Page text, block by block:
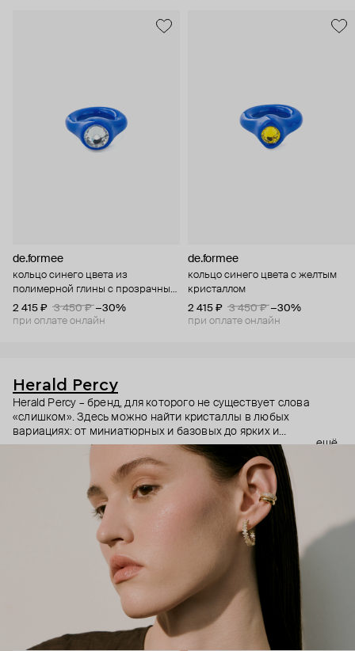
de.formee
кольцо синего цвета из
полимерной глины с прозрачным
камнем
2 415 ₽ 3 450 ₽ −30%
при оплате онлайн
de.formee
кольцо синего цвета с желтым
кристаллом
2 415 ₽
3 450 ₽ −30%
при оплате онлайн
Herald Percy
Herald Percy – бренд, для которого не существует слова
«слишком». Здесь можно найти кристаллы в любых
вариациях: от миниатюрных и базовых до ярких и
массивных, которые сразу становятся главным элементом
образа. Героиня бренда – девушка из мегаполиса, которой
нужно как минимум 25 часов в сутках, чтобы все успеть, и
внушительный арсенал украшений, чтобы, поменяв серьги,
поехать на вечеринку сразу из офиса.
ещё